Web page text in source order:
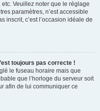
Veuillez noter que le réglage
paramètres, n’est accessible
inscrit, c’est l’occasion idéale de
toujours pas correcte !
le fuseau horaire mais que
que l’horloge du serveur soit
afin de lui communiquer ce